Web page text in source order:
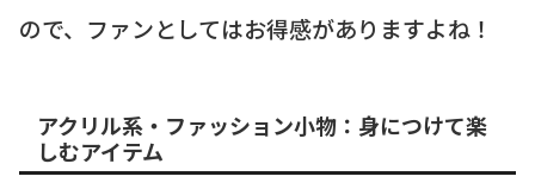
ので、ファンとしてはお得感がありますよね！
アクリル系・ファッション小物：身につけて楽
しむアイテム